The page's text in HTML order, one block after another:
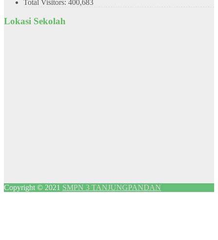
Total Visitors: 400,683
Lokasi Sekolah
Copyright © 2021 SMPN 3 TANJUNGPANDAN